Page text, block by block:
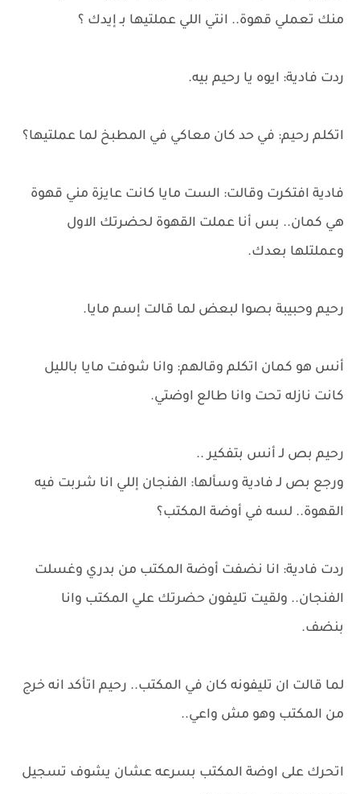
منك تعملي قهوة.. انتي اللي عملتيها بـ إيدك ؟
ردت فادية: ايوه يا رحيم بيه.
اتكلم رحيم: في حد كان معاكي في المطبخ لما عملتيها؟
فادية افتكرت وقالت: الست مايا كانت عايزة مني قهوة
هي كمان.. بس أنا عملت القهوة لحضرتك الاول
وعملتلها بعدك.
رحيم وحبيبة بصوا لبعض لما قالت إسم مايا.
أنس هو كمان اتكلم وقالهم: وانا شوفت مايا بالليل
كانت نازله تحت وانا طالع اوضتي.
رحيم بص لـ أنس بتفكير ..
ورجع بص لـ فادية وسألها: الفنجان إللي انا شربت فيه
القهوة.. لسه في أوضة المكتب؟
ردت فادية: انا نضفت أوضة المكتب من بدري وغسلت
الفنجان.. ولقيت تليفون حضرتك علي المكتب وانا
بنضف.
لما قالت ان تليفونه كان في المكتب.. رحيم اتأكد انه خرج
من المكتب وهو مش واعي..
اتحرك على اوضة المكتب بسرعه عشان يشوف تسجيل